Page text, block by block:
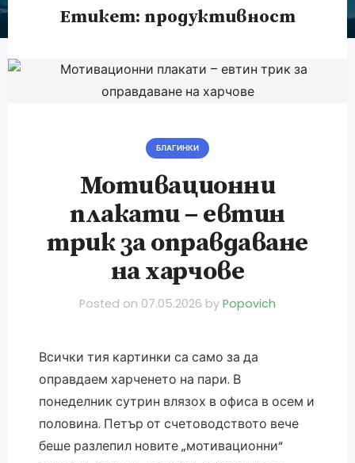
Етикет: продуктивност
БЛАГИНКИ
Мотивационни
плакати – евтин
трик за оправдаване
на харчове
Posted on 07.05.2026 by Popovich
Всички тия картинки са само за да
оправдаем харченето на пари. В
понеделник сутрин влязох в офиса в осем и
половина. Петър от счетоводството вече
беше разлепил новите „мотивационни“